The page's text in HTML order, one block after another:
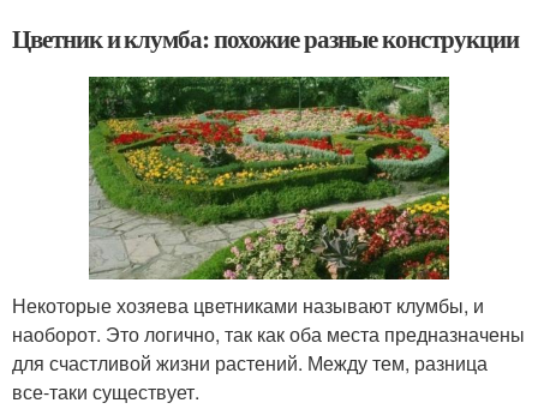
Цветник и клумба: похожие разные конструкции
Некоторые хозяева цветниками называют клумбы, и
наоборот. Это логично, так как оба места предназначены
для счастливой жизни растений. Между тем, разница
все-таки существует.